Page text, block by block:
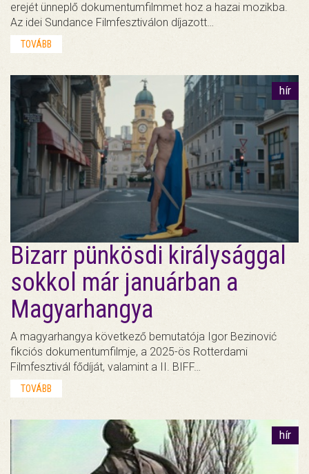
erejét ünneplő dokumentumfilmmet hoz a hazai mozikba.
Az idei Sundance Filmfesztiválon díjazott…
TOVÁBB
hír
Bizarr pünkösdi királysággal
sokkol már januárban a
Magyarhangya
A magyarhangya következő bemutatója Igor Bezinović
fikciós dokumentumfilmje, a 2025-ös Rotterdami
Filmfesztivál fődíját, valamint a II. BIFF…
TOVÁBB
hír